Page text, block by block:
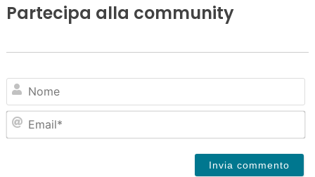
Partecipa alla community